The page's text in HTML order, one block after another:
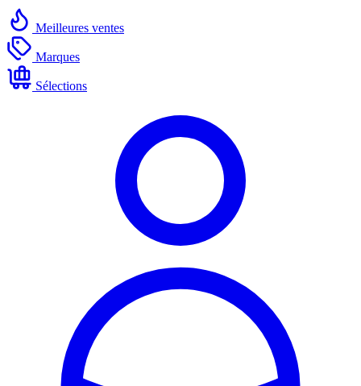
Meilleures ventes
Marques
Sélections